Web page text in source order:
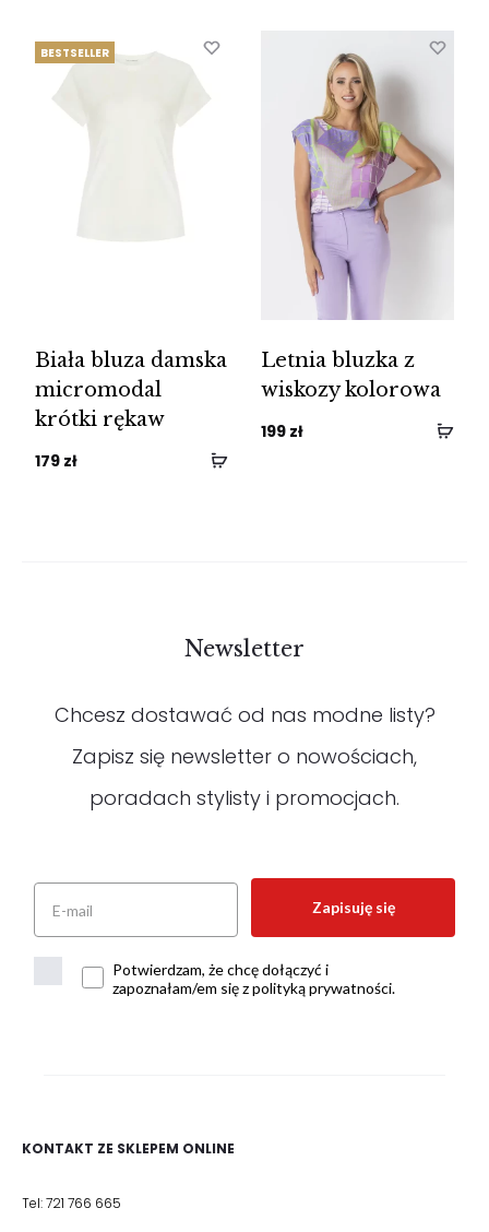
BESTSELLER
Biała bluza damska
micromodal
krótki rękaw
179 zł
Letnia bluzka z
wiskozy kolorowa
199 zł
Newsletter
Chcesz dostawać od nas modne listy?
Zapisz się newsletter o nowościach,
poradach stylisty i promocjach.
Zapisuję się
Potwierdzam, że chcę dołączyć i
zapoznałam/em się z polityką prywatności.
KONTAKT ZE SKLEPEM ONLINE
Tel: 721 766 665